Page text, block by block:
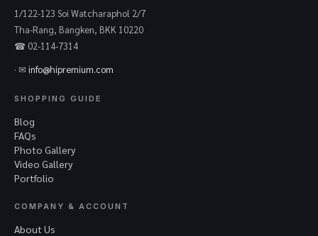
1/122-123 Soi Watcharaphol 2/7
Tha-Rang, Bangken, BKK 10220
☎ 02-114-7314
· ✉ info@hipremium.com
SHOPPING GUIDE
Blog
FAQs
Photo Gallery
Video Gallery
Portfolio
COMPANY & ACCOUNT
About Us